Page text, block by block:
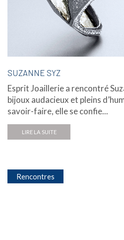
SUZANNE SYZ
Esprit Joaillerie a rencontré
bijoux audacieux et pleins
savoir-faire, elle se confie...
LIRE LA SUITE
Rencontres